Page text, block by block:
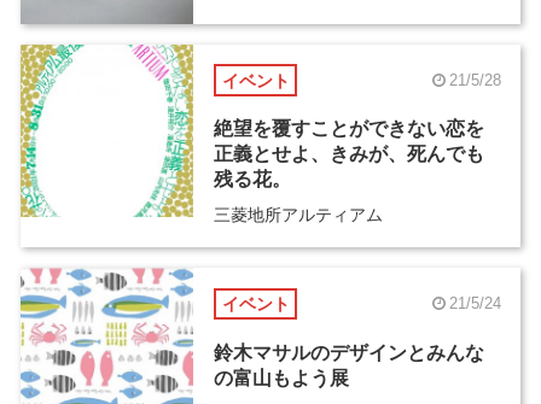
イベント 21/5/28
絶望を覆すことができない恋を
正義とせよ、きみが、死んでも
残る花。
三菱地所アルティアム
イベント 21/5/24
鈴木マサルのデザインとみんな
の富山もよう展